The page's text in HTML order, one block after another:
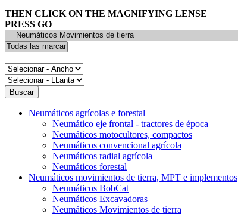
THEN CLICK ON THE MAGNIFYING LENSE
PRESS GO
Neumáticos agrícolas e forestal
Neumático eje frontal - tractores de época
Neumáticos motocultores, compactos
Neumáticos convencional agrícola
Neumáticos radial agrícola
Neumáticos forestal
Neumáticos movimientos de tierra, MPT e implementos
Neumáticos BobCat
Neumáticos Excavadoras
Neumáticos Movimientos de tierra